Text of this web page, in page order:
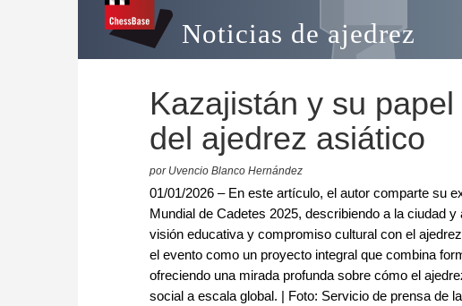
Noticias de ajedrez
Kazajistán y su
del ajedrez asiático
por Uvencio Blanco Hernández
01/01/2026 – En este artículo, el autor comparte su
Mundial de Cadetes 2025, describiendo a la ciudad
visión educativa y compromiso cultural con el
el evento como un proyecto integral que combina
ofreciendo una mirada profunda sobre cómo el
social a escala global. | Foto: Servicio de prensa de